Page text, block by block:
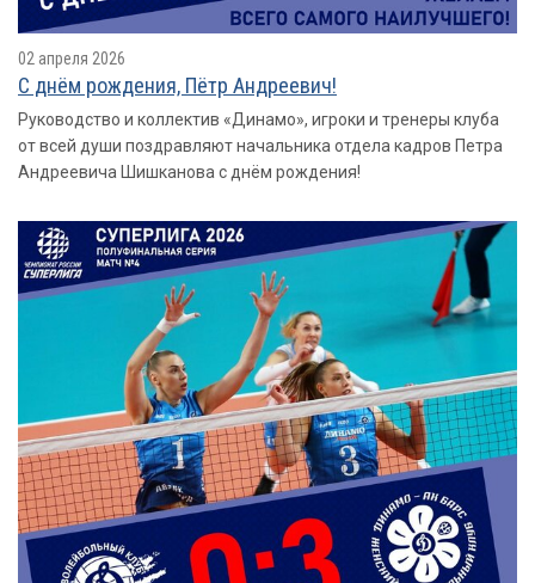
02 апреля 2026
С днём рождения, Пётр Андреевич!
Руководство и коллектив «Динамо», игроки и тренеры клуба
от всей души поздравляют начальника отдела кадров Петра
Андреевича Шишканова с днём рождения!